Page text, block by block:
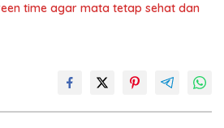
time agar mata tetap sehat dan